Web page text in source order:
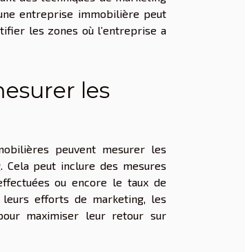
entreprise immobilière peut
les zones où l’entreprise a
les
peuvent mesurer les
peut inclure des mesures
ou encore le taux de
efforts de marketing, les
maximiser leur retour sur